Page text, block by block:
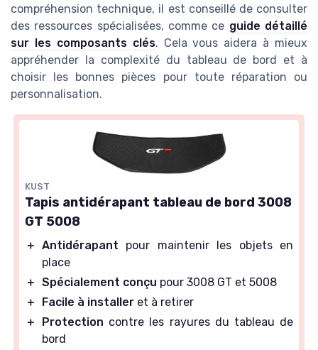
compréhension technique, il est conseillé de consulter
des ressources spécialisées, comme ce guide détaillé
sur les composants clés. Cela vous aidera à mieux
appréhender la complexité du tableau de bord et à
choisir les bonnes pièces pour toute réparation ou
personnalisation.
KUST
Tapis antidérapant tableau de bord 3008
GT 5008
＋ Antidérapant pour maintenir les objets en
place
＋ Spécialement conçu pour 3008 GT et 5008
＋
Facile à installer et à retirer
＋
Protection contre les rayures du tableau de
bord